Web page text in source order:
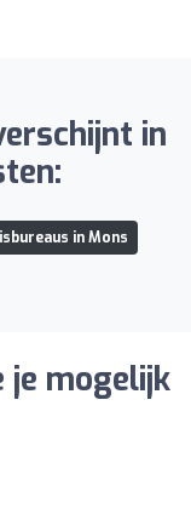
in
in Mons
je mogelijk